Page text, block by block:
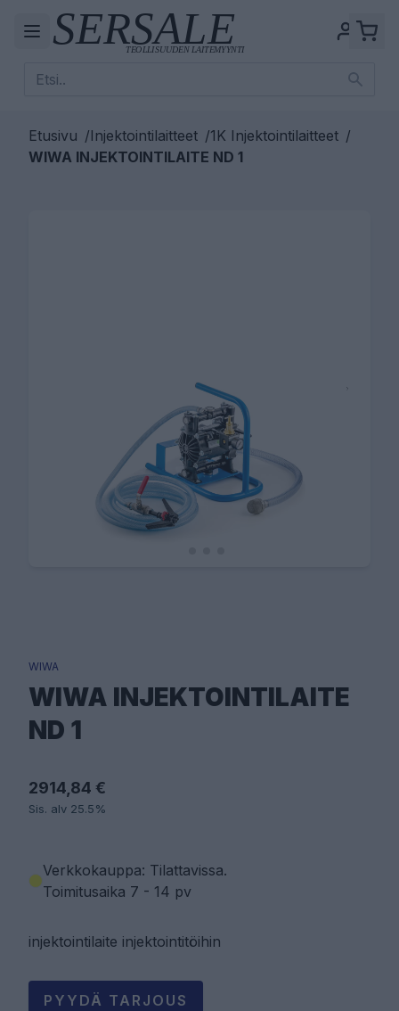
Etusivu /Injektointilaitteet /1K Injektointilaitteet /
WIWA INJEKTOINTILAITE ND 1
WIWA
WIWA INJEKTOINTILAITE
ND 1
2914,84 €
Sis. alv 25.5%
Verkkokauppa: Tilattavissa.
Toimitusaika 7 - 14 pv
injektointilaite injektointitöihin
PYYDÄ TARJOUS